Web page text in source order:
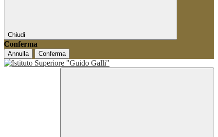
Chiudi
Conferma
Annulla Conferma